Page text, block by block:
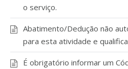
o serviço.
Abatimento/Dedução não
para esta atividade e
É obrigatório informar um